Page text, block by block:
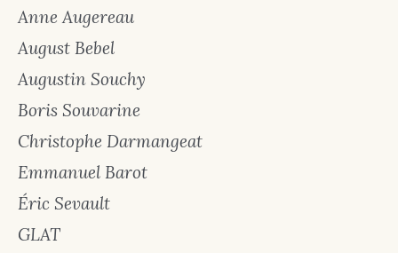
Anne Augereau
August Bebel
Augustin Souchy
Boris Souvarine
Christophe Darmangeat
Emmanuel Barot
Éric Sevault
GLAT